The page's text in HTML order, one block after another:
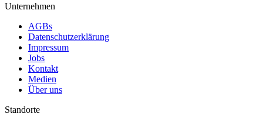
Unternehmen
AGBs
Datenschutzerklärung
Impressum
Jobs
Kontakt
Medien
Über uns
Standorte